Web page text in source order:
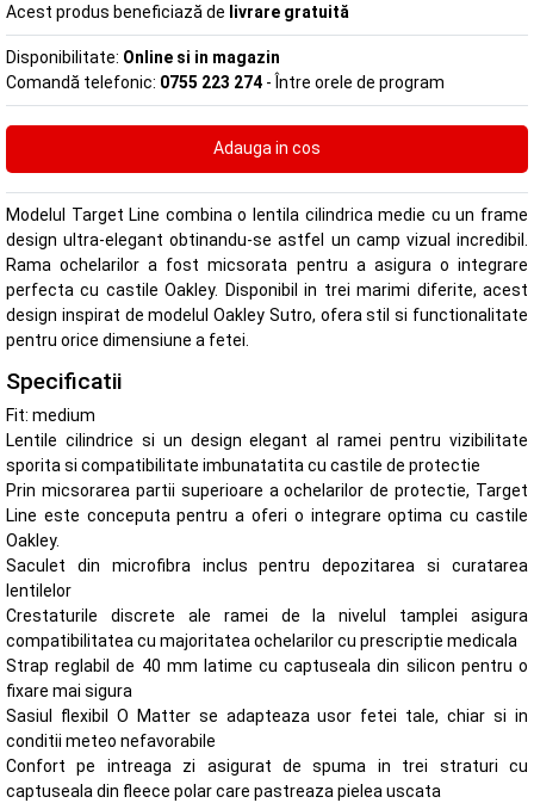
Acest produs beneficiază de livrare gratuită
Disponibilitate: Online si in magazin
Comandă telefonic: 0755 223 274 - Între orele de program
Modelul Target Line combina o lentila cilindrica medie cu un frame
design ultra-elegant obtinandu-se astfel un camp vizual incredibil.
Rama ochelarilor a fost micsorata pentru a asigura o integrare
perfecta cu castile Oakley. Disponibil in trei marimi diferite, acest
design inspirat de modelul Oakley Sutro, ofera stil si functionalitate
pentru orice dimensiune a fetei.
Specificatii
Fit: medium
Lentile cilindrice si un design elegant al ramei pentru vizibilitate
sporita si compatibilitate imbunatatita cu castile de protectie
Prin micsorarea partii superioare a ochelarilor de protectie, Target
Line este conceputa pentru a oferi o integrare optima cu castile
Oakley.
Saculet din microfibra inclus pentru depozitarea si curatarea
lentilelor
Crestaturile discrete ale ramei de la nivelul tamplei asigura
compatibilitatea cu majoritatea ochelarilor cu prescriptie medicala
Strap reglabil de 40 mm latime cu captuseala din silicon pentru o
fixare mai sigura
Sasiul flexibil O Matter se adapteaza usor fetei tale, chiar si in
conditii meteo nefavorabile
Confort pe intreaga zi asigurat de spuma in trei straturi cu
captuseala din fleece polar care pastreaza pielea uscata